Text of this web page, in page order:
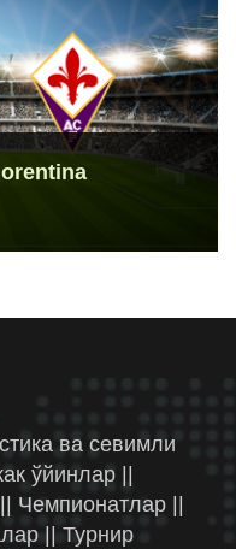
ва севимли
ўйинлар ||
Чемпионатлар ||
|| Турнир